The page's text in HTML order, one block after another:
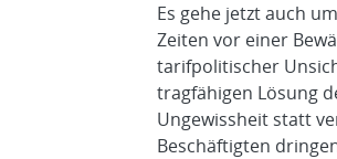
Es gehe jetzt auch
Zeiten vor einer
tarifpolitischer
tragfähigen Lösung
Ungewissheit statt
Beschäftigten